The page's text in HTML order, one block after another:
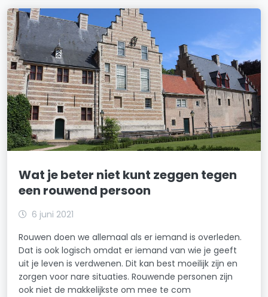
Wat je beter niet kunt zeggen tegen
een rouwend persoon
6 juni 2021
Rouwen doen we allemaal als er iemand is overleden.
Dat is ook logisch omdat er iemand van wie je geeft
uit je leven is verdwenen. Dit kan best moeilijk zijn en
zorgen voor nare situaties. Rouwende personen zijn
ook niet de makkelijkste om mee te com